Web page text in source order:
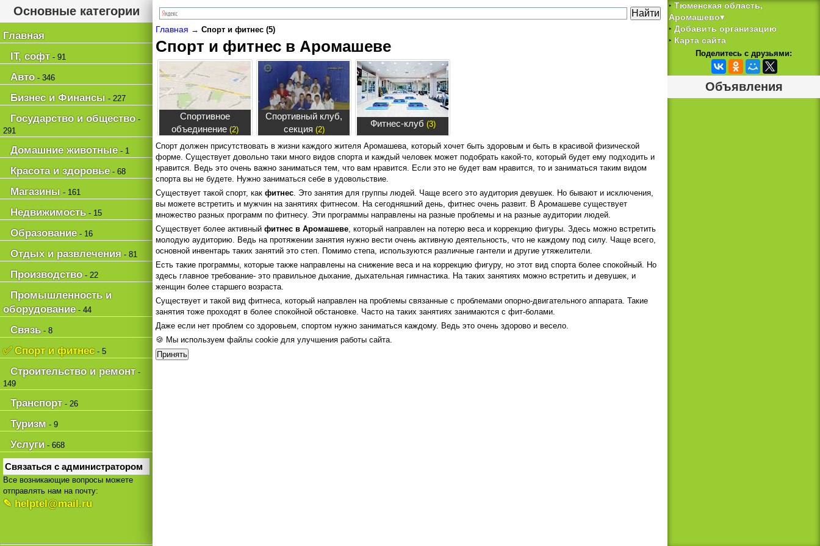
Основные категории
Главная
IT, софт- 91
Авто- 346
Бизнес и Финансы - 227
Государство и общество-
291
Домашние животные- 1
Красота и здоровье- 68
Магазины - 161
Недвижимость- 15
Образование- 16
Отдых и развлечения - 81
Производство- 22
Промышленность и
оборудование- 44
Связь- 8
✅ Спорт и фитнес- 5
Строительство и ремонт-
149
Транспорт- 26
Туризм - 9
Услуги - 668
Связаться с администратором
Все возникающие вопросы можете
отправлять нам на почту:
✎ helptel@mail.ru
Главная → Спорт и фитнес (5)
Спорт и фитнес в Аромашеве
Спортивное
объединение (2)
Спортивный клуб,
секция (2)
Фитнес-клуб (3)
Спорт должен присутствовать в жизни каждого жителя Аромашева, который хочет быть здоровым и быть в красивой физической
форме. Существует довольно таки много видов спорта и каждый человек может подобрать какой-то, который будет ему подходить и
нравится. Ведь это очень важно заниматься тем, что вам нравится. Если это не будет вам нравится, то и заниматься таким видом
спорта вы не будете. Нужно заниматься себе в удовольствие.
Существует такой спорт, как фитнес. Это занятия для группы людей. Чаще всего это аудитория девушек. Но бывают и исключения,
вы можете встретить и мужчин на занятиях фитнесом. На сегодняшний день, фитнес очень развит. В Аромашеве существует
множество разных программ по фитнесу. Эти программы направлены на разные проблемы и на разные аудитории людей.
Существует более активный фитнес в Аромашеве, который направлен на потерю веса и коррекцию фигуры. Здесь можно встретить
молодую аудиторию. Ведь на протяжении занятия нужно вести очень активную деятельность, что не каждому под силу. Чаще всего,
основной инвентарь таких занятий это степ. Помимо степа, используются различные гантели и другие утяжелители.
Есть такие программы, которые также направлены на снижение веса и на коррекцию фигуру, но этот вид спорта более спокойный. Но
здесь главное требование- это правильное дыхание, дыхательная гимнастика. На таких занятиях можно встретить и девушек, и
женщин более старшего возраста.
Существует и такой вид фитнеса, который направлен на проблемы связанные с проблемами опорно-двигательного аппарата. Такие
занятия тоже проходят в более спокойной обстановке. Часто на таких занятиях занимаются с фит-болами.
Даже если нет проблем со здоровьем, спортом нужно заниматься каждому. Ведь это очень здорово и весело.
🍪 Мы используем файлы cookie для улучшения работы сайта.
Принять
‣Тюменская область,
Аромашево▾
‣ Добавить организацию
‣ Карта сайта
Поделитесь с друзьями:
Объявления